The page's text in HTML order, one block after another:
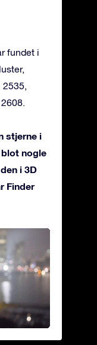
fundet i
2535,
stjerne i
nogle
i 3D
Finder